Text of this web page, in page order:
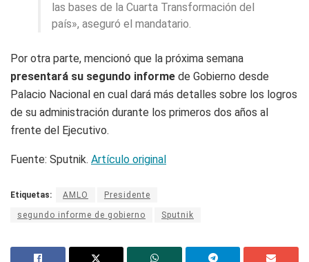
las bases de la Cuarta Transformación del
país», aseguró el mandatario.
Por otra parte, mencionó que la próxima semana
presentará su segundo informe de Gobierno desde
Palacio Nacional en cual dará más detalles sobre los logros
de su administración durante los primeros dos años al
frente del Ejecutivo.
Fuente: Sputnik. Artículo original
Etiquetas: AMLO Presidente
segundo informe de gobierno Sputnik